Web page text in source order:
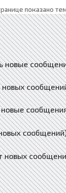
показано
новые
новые
новых